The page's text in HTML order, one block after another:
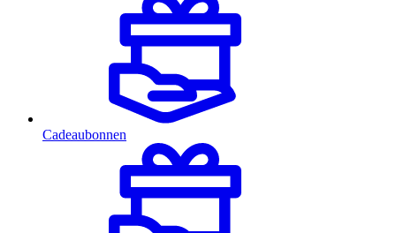
Cadeaubonnen